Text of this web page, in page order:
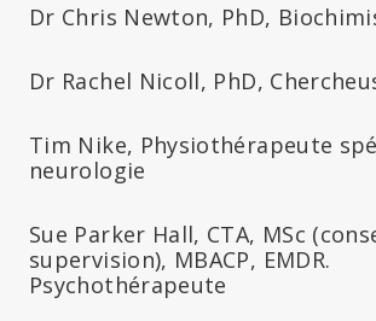
Dr Chris Newton, PhD,
Dr Rachel Nicoll, PhD,
Tim Nike, Physiothérapeute
neurologie
Sue Parker Hall, CTA, MSc
supervision), MBACP, EMDR.
Psychothérapeute